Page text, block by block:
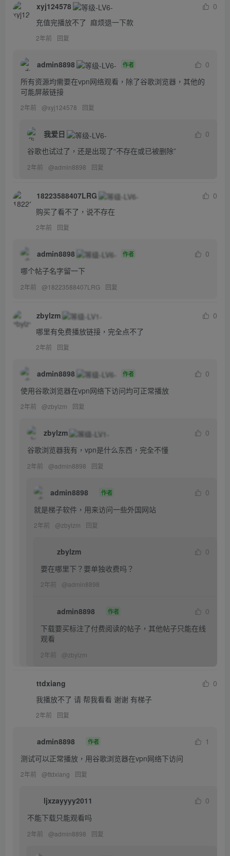
xyj124578
0
充值完播放不了  麻烦退一下款
2年前 回复
admin8898 作者
0
所有资源均需要在vpn网络观看，除了谷歌浏览器，其他的
可能屏蔽链接
2年前 @xyj124578 回复
我爱日
0
谷歌也试过了，还是出现了“不存在或已被删除”
2年前 @admin8898 回复
18223588407LRG
0
购买了看不了，说不存在
2年前 回复
admin8898 作者
0
哪个帖子名字留一下
2年前 @18223588407LRG 回复
zbylzm
0
哪里有免费播放链接，完全点不了
2年前 回复
admin8898 作者
0
使用谷歌浏览器在vpn网络下访问均可正常播放
2年前 @zbylzm 回复
zbylzm
0
谷歌浏览器我有，vpn是什么东西，完全不懂
2年前 @admin8898 回复
admin8898
0
就是梯子软件，用来访问一些外国网站
2年前 @zbylzm 回复
zbylzm
0
要在哪里下？要单独收费吗？
2年前 @admin8898
admin8898
0
下载要买标注了付费阅读的帖子，其他帖子只能在线
观看
2年前 @zbylzm
ttdxiang
0
我播放不了 请 帮我看看 谢谢 有梯子
2年前 回复
admin8898
1
测试可以正常播放，用谷歌浏览器在vpn网络下访问
2年前 @ttdxiang 回复
ljxzayyyy2011
0
不能下载只能观看吗
2年前 @admin8898 回复